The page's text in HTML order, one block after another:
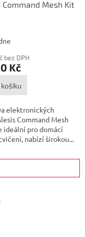
Command Mesh Kit
bez DPH
Kč
košíku
elektronických
Command Mesh
ideální pro domácí
nabízí širokou...